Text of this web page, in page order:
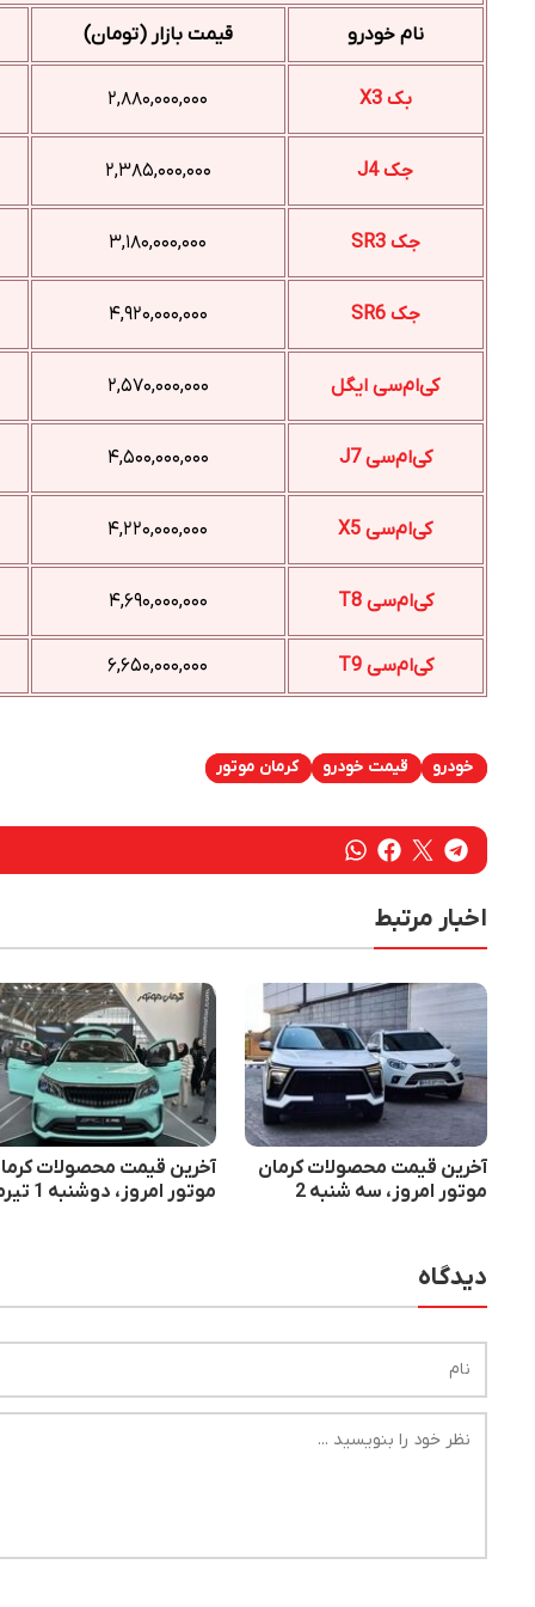
نام خودرو قیمت بازار (تومان)
بک X3 ۲,۸۸۰,۰۰۰,۰۰۰
جک J4 ۲,۳۸۵,۰۰۰,۰۰۰
جک SR3 ۳,۱۸۰,۰۰۰,۰۰۰
جک SR6 ۴,۹۲۰,۰۰۰,۰۰۰
کی‌ام‌سی ایگل ۲,۵۷۰,۰۰۰,۰۰۰
کی‌ام‌سی J7 ۴,۵۰۰,۰۰۰,۰۰۰
کی‌ام‌سی X5 ۴,۲۲۰,۰۰۰,۰۰۰
کی‌ام‌سی T8 ۴,۶۹۰,۰۰۰,۰۰۰
کی‌ام‌سی T9 ۶,۶۵۰,۰۰۰,۰۰۰
خودرو قیمت خودرو کرمان موتور
اخبار مرتبط
آخرین قیمت محصولات کرمان
موتور امروز، سه شنبه 2
آخرین قیمت محصولات
موتور امروز، دوشنبه 1 تیرماه
دیدگاه